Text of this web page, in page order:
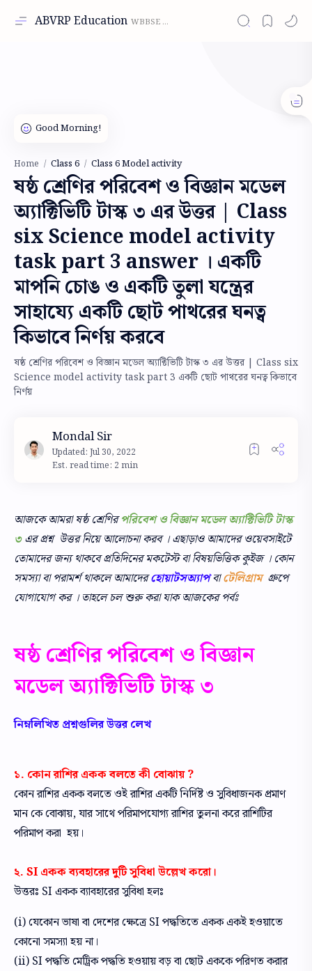
ABVRP Education
Home Class 6 Class 6 Model activity
ষষ্ঠ শ্রেণির পরিবেশ ও বিজ্ঞান মডেল
অ্যাক্টিভিটি টাস্ক ৩ এর উত্তর | Class
six Science model activity
task part 3 answer । একটি
মাপনি চোঙ ও একটি তুলা যন্ত্রের
সাহায্যে একটি ছোট পাথরের ঘনত্ব
কিভাবে নির্ণয় করবে
ষষ্ঠ শ্রেণির পরিবেশ ও বিজ্ঞান মডেল অ্যাক্টিভিটি টাস্ক ৩ এর উত্তর | Class six
Science model activity task part 3 একটি ছোট পাথরের ঘনত্ব কিভাবে
নির্ণয়
Est. read time: 2 min
আজকে আমরা ষষ্ঠ শ্রেণিরপরিবেশ ও বিজ্ঞান মডেল অ্যাক্টিভিটি টাস্ক
৩এর প্রশ্ন উত্তর নিয়ে আলোচনা করব । এছাড়াও আমাদের ওয়েবসাইটে
তোমাদের জন্য থাকবে প্রতিদিনের মকটেস্ট বা বিষয়ভিত্তিক কুইজ । কোন
সমস্যা বা পরামর্শ থাকলে আমাদেরহোয়াটসঅ্যাপবাটেলিগ্রামগ্রুপে
যোগাযোগ কর । তাহলে চল শুরু করা যাক আজকের পর্বঃ
ষষ্ঠ শ্রেণির পরিবেশ ও বিজ্ঞান
মডেল অ্যাক্টিভিটি টাস্ক ৩
নিম্নলিখিত প্রশ্নগুলির উত্তর লেখ
১. কোন রাশির একক বলতে কী বোঝায় ?
কোন রাশির একক বলতে ওই রাশির একটি নির্দিষ্ট ও সুবিধাজনক প্রমাণ
মান কে বোঝায়, যার সাথে পরিমাপযোগ্য রাশির তুলনা করে রাশিটির
পরিমাপ করা হয়।
২. SI একক ব্যবহারের দুটি সুবিধা উল্লেখ করো।
উত্তরঃ SI একক ব্যাবহারের সুবিধা হলঃ
(i) যেকোন ভাষা বা দেশের ক্ষেত্রে SI পদ্ধতিতে একক একই হওয়াতে
কোনো সমস্যা হয় না।
(ii) SI পদ্ধতি মেট্রিক পদ্ধতি হওয়ায় বড় বা ছোট এককে পরিণত করার